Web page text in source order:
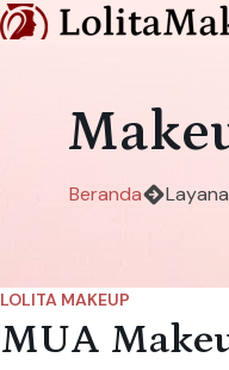
Beranda
LOLITA MAKEUP
MUA